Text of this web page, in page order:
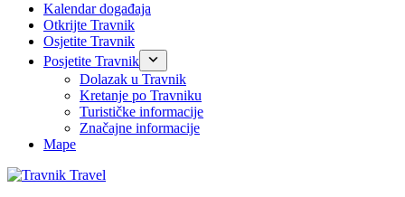
Kalendar događaja
Otkrijte Travnik
Osjetite Travnik
Posjetite Travnik
Dolazak u Travnik
Kretanje po Travniku
Turističke informacije
Značajne informacije
Mape